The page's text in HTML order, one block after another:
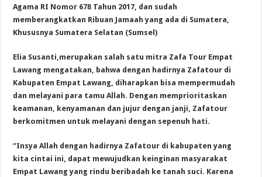
Agama RI Nomor 678 Tahun 2017, dan sudah
memberangkatkan Ribuan Jamaah yang ada di Sumatera,
Khususnya Sumatera Selatan (Sumsel)
Elia Susanti,merupakan salah satu mitra Zafa Tour Empat
Lawang mengatakan, bahwa dengan hadirnya Zafatour di
Kabupaten Empat Lawang, diharapkan bisa mempermudah
dan melayani para tamu Allah. Dengan memprioritaskan
keamanan, kenyamanan dan jujur dengan janji, Zafatour
berkomitmen untuk melayani dengan sepenuh hati.
“Insya Allah dengan hadirnya Zafatour di kabupaten yang
kita cintai ini, dapat mewujudkan keinginan masyarakat
Empat Lawang yang rindu beribadah ke tanah suci. Karena